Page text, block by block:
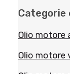
Categorie
Olio motore
Olio motore